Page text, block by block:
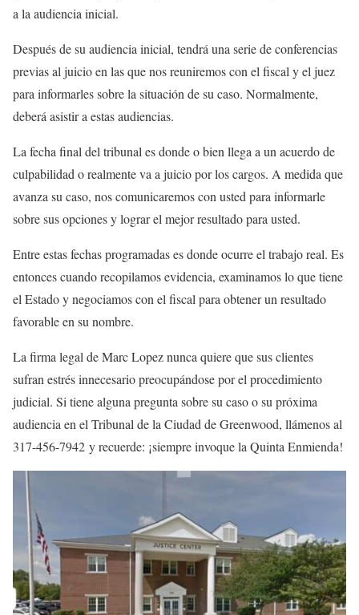
a la audiencia inicial.
Después de su audiencia inicial, tendrá una serie de conferencias
previas al juicio en las que nos reuniremos con el fiscal y el juez
para informarles sobre la situación de su caso. Normalmente,
deberá asistir a estas audiencias.
La fecha final del tribunal es donde o bien llega a un acuerdo de
culpabilidad o realmente va a juicio por los cargos. A medida que
avanza su caso, nos comunicaremos con usted para informarle
sobre sus opciones y lograr el mejor resultado para usted.
Entre estas fechas programadas es donde ocurre el trabajo real. Es
entonces cuando recopilamos evidencia, examinamos lo que tiene
el Estado y negociamos con el fiscal para obtener un resultado
favorable en su nombre.
La firma legal de Marc Lopez nunca quiere que sus clientes
sufran estrés innecesario preocupándose por el procedimiento
judicial. Si tiene alguna pregunta sobre su caso o su próxima
audiencia en el Tribunal de la Ciudad de Greenwood, llámenos al
317-456-7942 y recuerde: ¡siempre invoque la Quinta Enmienda!